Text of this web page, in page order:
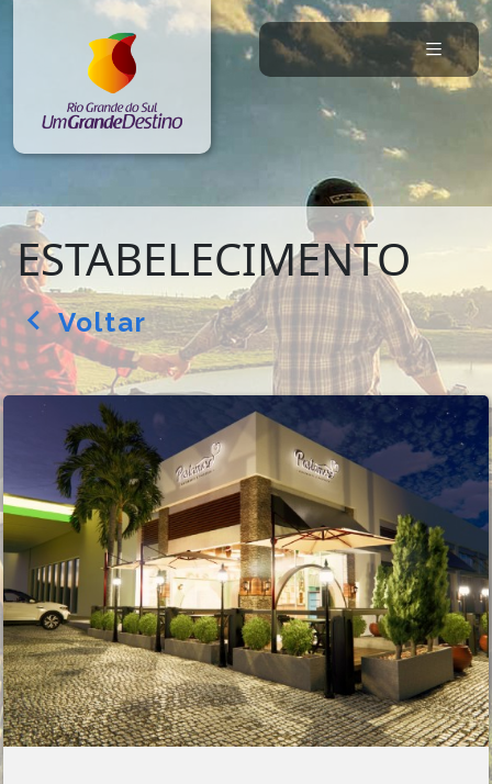
ESTABELECIMENTO
arrow_back_ios Voltar